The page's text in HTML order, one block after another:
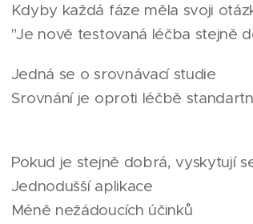
👉Kdyby každá fáze měla svoji
❓️"Je nově testovaná léčba stejně
🔹️Jedná se o srovnávací studie
🔹️Srovnání je oproti léčbě
❓️Pokud je stejně dobrá, vyskytují
🔸️Jednodušší aplikace❔️
🔸️Méně nežádoucích účinků ❔️